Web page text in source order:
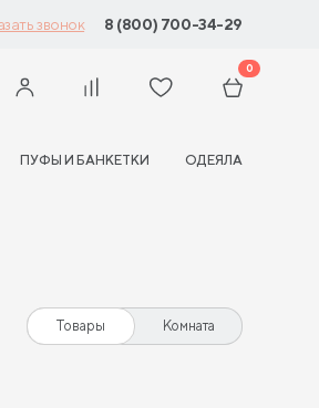
звонок 8 (800) 700-34-29
0
ПУФЫ И БАНКЕТКИ ОДЕЯЛА
Товары Комната